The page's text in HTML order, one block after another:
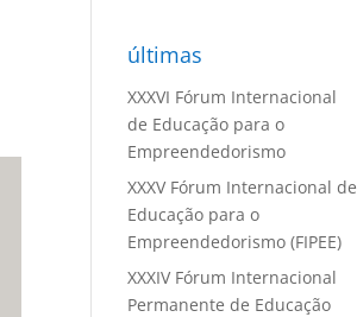
últimas
XXXVI Fórum Internacional
de Educação para o
Empreendedorismo
XXXV Fórum Internacional de
Educação para o
Empreendedorismo (FIPEE)
XXXIV Fórum Internacional
Permanente de Educação